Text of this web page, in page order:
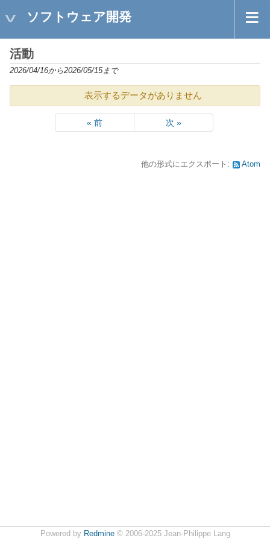
ソフトウェア開発
活動
2026/04/16から2026/05/15まで
表示するデータがありません
« 前 次 »
他の形式にエクスポート: Atom
Powered by Redmine© 2006-2025 Jean-Philippe Lang